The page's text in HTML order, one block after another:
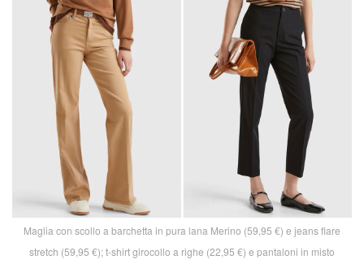
Maglia con scollo a barchetta in pura lana Merino (59,95 €) e jeans flare
stretch (59,95 €); t-shirt girocollo a righe (22,95 €) e pantaloni in misto